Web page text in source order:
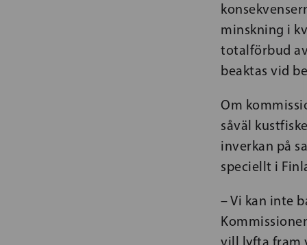
minskning i
totalförbud
beaktas vid
Om
såväl
inverkan på
speciellt i
– Vi kan inte
vill lyfta fram